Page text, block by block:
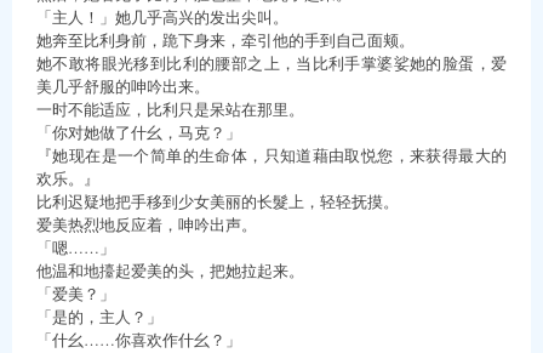
「主人！」她几乎高兴的发出尖叫。
她奔至比利身前，跪下身来，牵引他的手到自己面颊。
她不敢将眼光移到比利的腰部之上，当比利手掌婆娑她的脸蛋，爱
美几乎舒服的呻吟出来。
一时不能适应，比利只是呆站在那里。
「你对她做了什幺，马克？」
『她现在是一个简单的生命体，只知道藉由取悦您，来获得最大的
欢乐。』
比利迟疑地把手移到少女美丽的长髮上，轻轻抚摸。
爱美热烈地反应着，呻吟出声。
「嗯……」
他温和地擡起爱美的头，把她拉起来。
「爱美？」
「是的，主人？」
「什幺……你喜欢作什幺？」